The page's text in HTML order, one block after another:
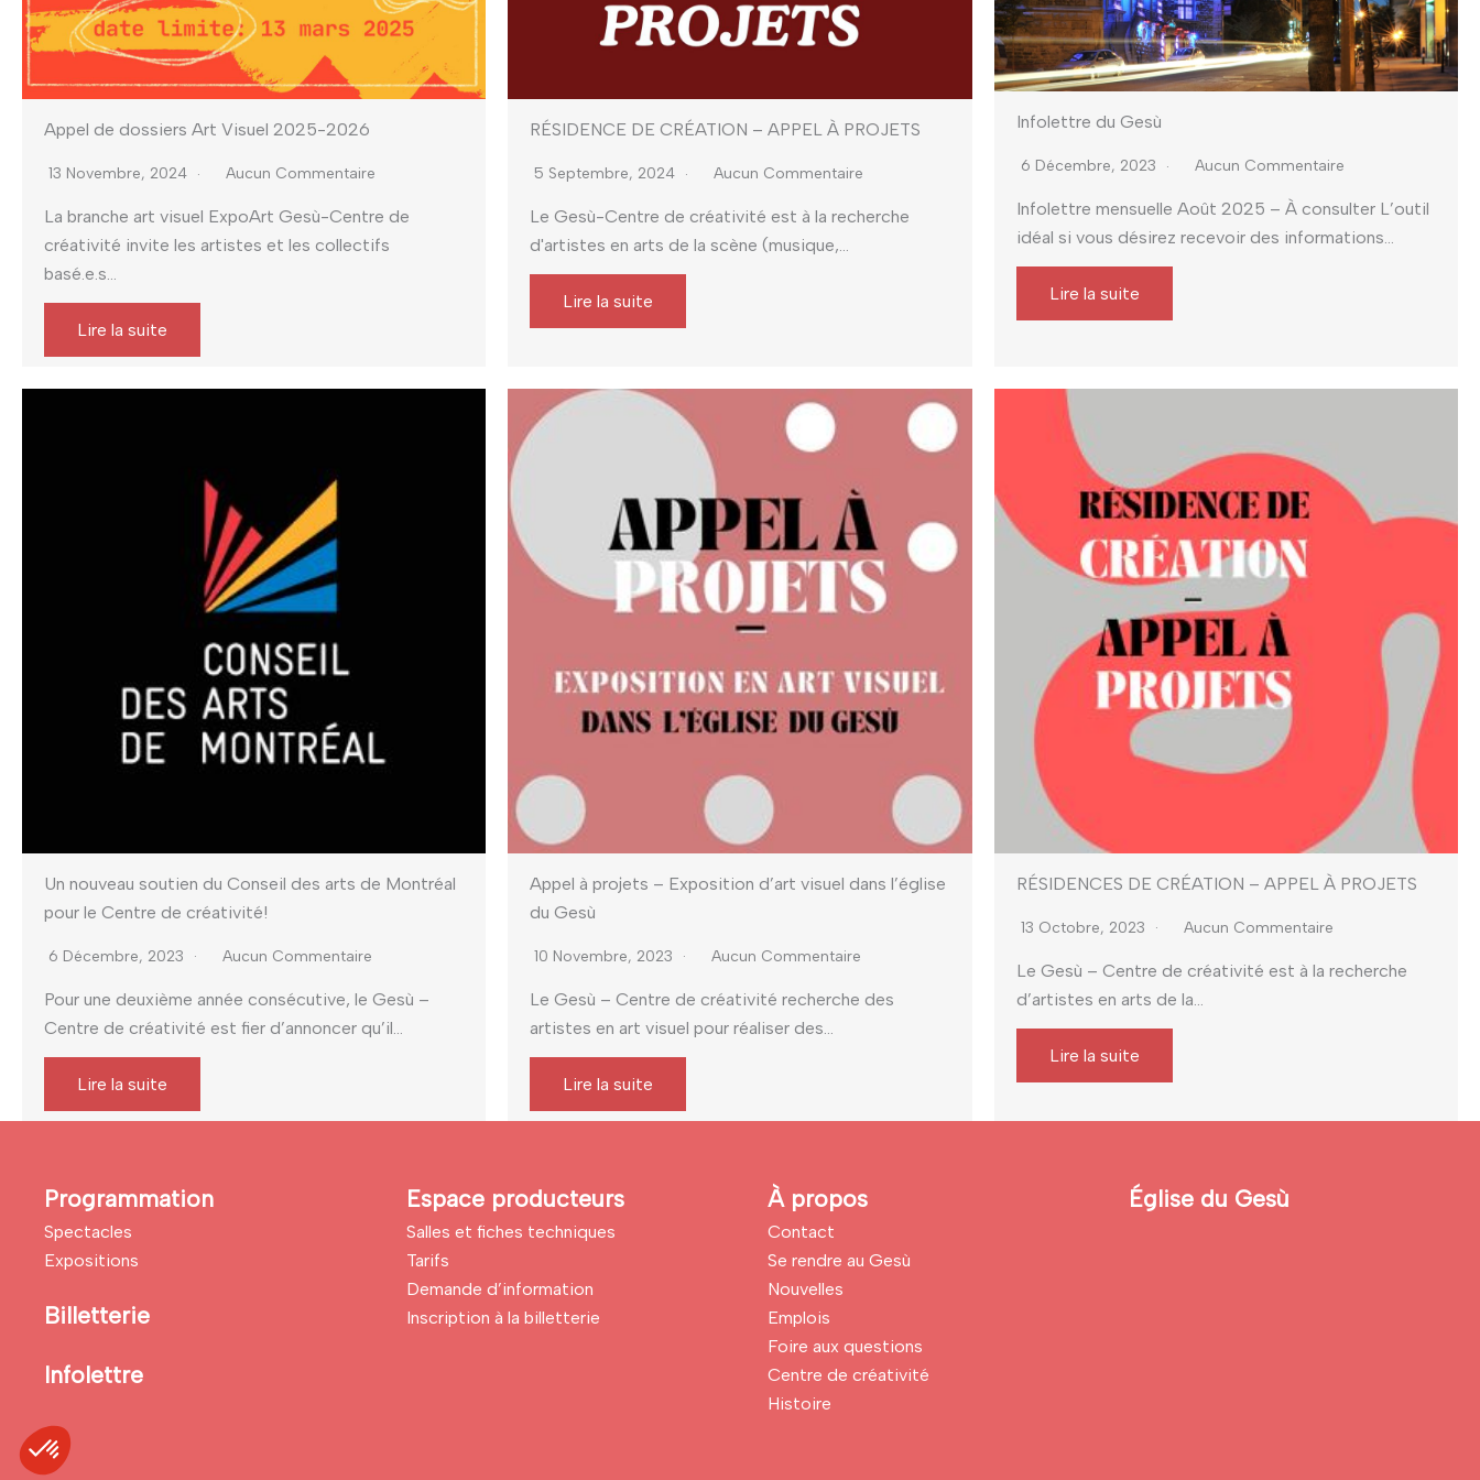
Appel de dossiers Art Visuel 2025-2026
13 Novembre, 2024 Aucun Commentaire
La branche art visuel ExpoArt Gesù-Centre de
créativité invite les artistes et les collectifs
basé.e.s...
Lire la suite
RÉSIDENCE DE CRÉATION – APPEL À PROJETS
5 Septembre, 2024 Aucun Commentaire
Le Gesù-Centre de créativité est à la recherche
d'artistes en arts de la scène (musique,...
Lire la suite
Infolettre du Gesù
6 Décembre, 2023 Aucun Commentaire
Infolettre mensuelle Août 2025 – À consulter L’outil
idéal si vous désirez recevoir des informations...
Lire la suite
Un nouveau soutien du Conseil des arts de Montréal
pour le Centre de créativité!
6 Décembre, 2023 Aucun Commentaire
Pour une deuxième année consécutive, le Gesù –
Centre de créativité est fier d’annoncer qu’il...
Lire la suite
Appel à projets – Exposition d’art visuel dans l’église
du Gesù
10 Novembre, 2023 Aucun Commentaire
Le Gesù – Centre de créativité recherche des
artistes en art visuel pour réaliser des...
Lire la suite
RÉSIDENCES DE CRÉATION – APPEL À PROJETS
13 Octobre, 2023 Aucun Commentaire
Le Gesù – Centre de créativité est à la recherche
d’artistes en arts de la...
Lire la suite
Programmation
Spectacles
Expositions
Billetterie
Infolettre
Espace producteurs
Salles et fiches techniques
Tarifs
Demande d’information
Inscription à la billetterie
À propos
Contact
Se rendre au Gesù
Nouvelles
Emplois
Foire aux questions
Centre de créativité
Histoire
Église du Gesù